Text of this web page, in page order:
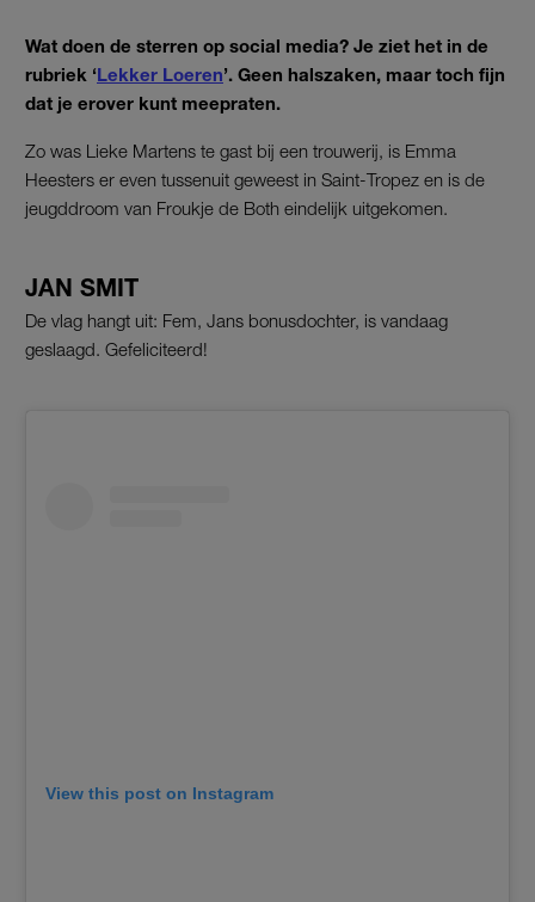
Wat doen de sterren op social media? Je ziet het in de
rubriek ‘Lekker Loeren’. Geen halszaken, maar toch fijn
dat je erover kunt meepraten.
Zo was Lieke Martens te gast bij een trouwerij, is Emma
Heesters er even tussenuit geweest in Saint-Tropez en is de
jeugddroom van Froukje de Both eindelijk uitgekomen.
JAN SMIT
De vlag hangt uit: Fem, Jans bonusdochter, is vandaag
geslaagd. Gefeliciteerd!
View this post on Instagram